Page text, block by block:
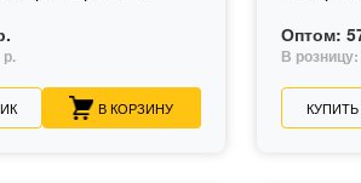
В КОРЗИНУ
Оптом:
В
КУПИТЬ